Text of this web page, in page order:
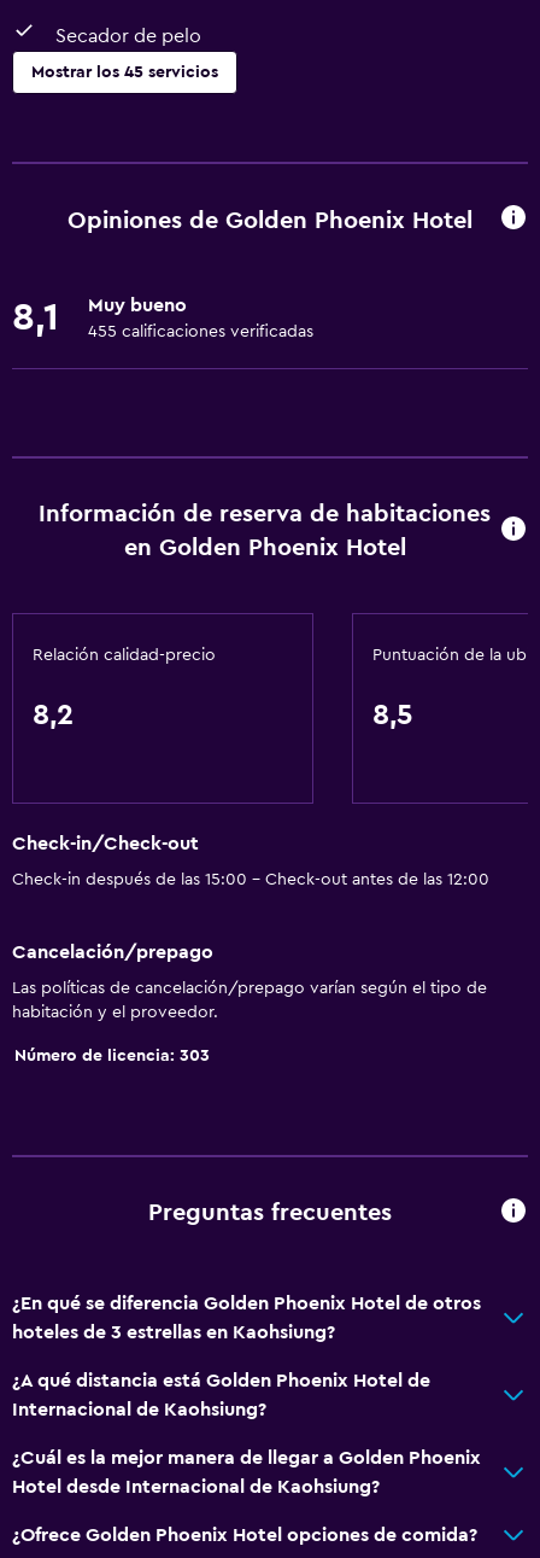
Secador de pelo
Mostrar los 45 servicios
Wifi gratis
Toallas
Accesibilidad y adecuación
Ascensor
Ascensor disponible
Baño
Tina de baño
Secador de pelo
Papel higiénico
Baño privado
General
Habitación
Perchero
Armario o clóset
Servicios y facilidades
Opiniones de Golden Phoenix Hotel
8,1 Muy bueno
455 calificaciones verificadas
Información de reserva de habitaciones
en Golden Phoenix Hotel
Relación calidad-precio
8,2
Puntuación de la
8,5
Check-in/Check-out
Check-in después de las 15:00 - Check-out antes de las 12:00
Cancelación/prepago
Las políticas de cancelación/prepago varían según el tipo de
habitación y el proveedor.
Número de licencia: 303
Preguntas frecuentes
¿En qué se diferencia Golden Phoenix Hotel de otros
hoteles de 3 estrellas en Kaohsiung?
¿A qué distancia está Golden Phoenix Hotel de
Internacional de Kaohsiung?
¿Cuál es la mejor manera de llegar a Golden Phoenix
Hotel desde Internacional de Kaohsiung?
¿Ofrece Golden Phoenix Hotel opciones de comida?